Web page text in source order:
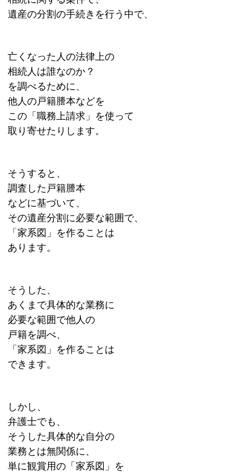
遺産の分割の手続きを行う中で、
亡くなった人の法律上の
相続人は誰なのか？
を調べるために、
他人の戸籍謄本などを
この「職務上請求」を使って
取り寄せたりします。
そうすると、
調査した戸籍謄本
などに基づいて、
その遺産分割に必要な範囲で、
「家系図」を作ることは
あります。
そうした、
あくまで具体的な業務に
必要な範囲で他人の
戸籍を調べ、
「家系図」を作ることは
できます。
しかし、
弁護士でも、
そうした具体的な自分の
業務とは無関係に、
単に観賞用の「家系図」を